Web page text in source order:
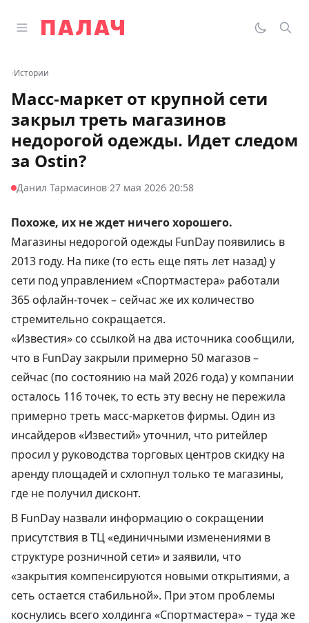
Открыть главное меню
Палач
‹Истории
Масс-маркет от крупной сети
закрыл треть магазинов
недорогой одежды. Идет следом
за Ostin?
Данил Тармасинов·27 мая 2026 20:58
Похоже, их не ждет ничего хорошего.
Магазины недорогой одежды FunDay появились в
2013 году. На пике (то есть еще пять лет назад) у
сети под управлением «Спортмастера» работали
365 офлайн-точек – сейчас же их количество
стремительно сокращается.
«Известия» со ссылкой на два источника сообщили,
что в FunDay закрыли примерно 50 магазов –
сейчас (по состоянию на май 2026 года) у компании
осталось 116 точек, то есть эту весну не пережила
примерно треть масс-маркетов фирмы. Один из
инсайдеров «Известий» уточнил, что ритейлер
просил у руководства торговых центров скидку на
аренду площадей и схлопнул только те магазины,
где не получил дисконт.
В FunDay назвали информацию о сокращении
присутствия в ТЦ «единичными изменениями в
структуре розничной сети» и заявили, что
«закрытия компенсируются новыми открытиями, а
сеть остается стабильной». При этом проблемы
коснулись всего холдинга «Спортмастера» – туда же